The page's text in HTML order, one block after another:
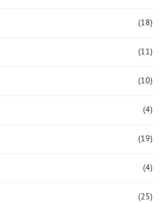
(18)
(11)
(10)
(4)
(19)
(4)
(25)